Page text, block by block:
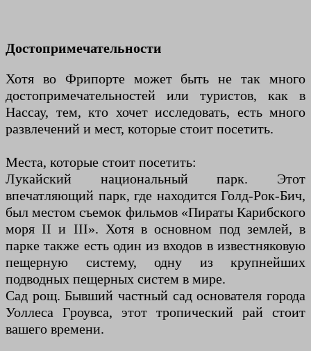
Достопримечательности
Хотя во Фрипорте может быть не так много
достопримечательностей или туристов, как в
Нассау, тем, кто хочет исследовать, есть много
развлечений и мест, которые стоит посетить.
Места, которые стоит посетить:
Лукайский национальный парк. Этот
впечатляющий парк, где находится Голд-Рок-Бич,
был местом съемок фильмов «Пираты Карибского
моря II и III». Хотя в основном под землей, в
парке также есть один из входов в известняковую
пещерную систему, одну из крупнейших
подводных пещерных систем в мире.
Сад рощ. Бывший частный сад основателя города
Уоллеса Гроувса, этот тропический рай стоит
вашего времени.